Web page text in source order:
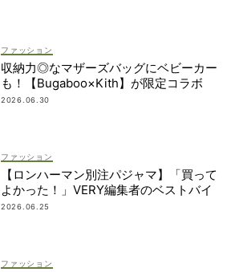
ファッション
収納力◎なマザーズバッグにベビーカー
も！【Bugaboo×Kith】が限定コラボ
2026.06.30
ファッション
【ロンハーマン別注パジャマ】「買って
よかった！」VERY編集者のベストバイ
2026.06.25
ファッション